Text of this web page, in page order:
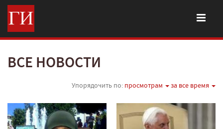
ВСЕ НОВОСТИ
Упорядочить по: просмотрам за все время